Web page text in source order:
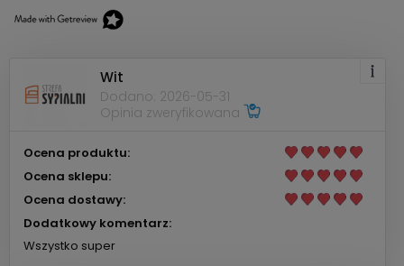
Wit
Dodano: 2026-05-31
Opinia zweryfikowana
Ocena produktu:
Ocena sklepu:
Ocena dostawy:
Dodatkowy komentarz:
Wszystko super